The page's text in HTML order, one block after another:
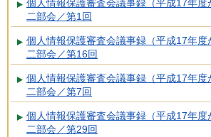
個人情報保護審査会議事録（平成17年
二部会／第1回
個人情報保護審査会議事録（平成17年
二部会／第16回
個人情報保護審査会議事録（平成17年
二部会／第7回
個人情報保護審査会議事録（平成17年
二部会／第29回